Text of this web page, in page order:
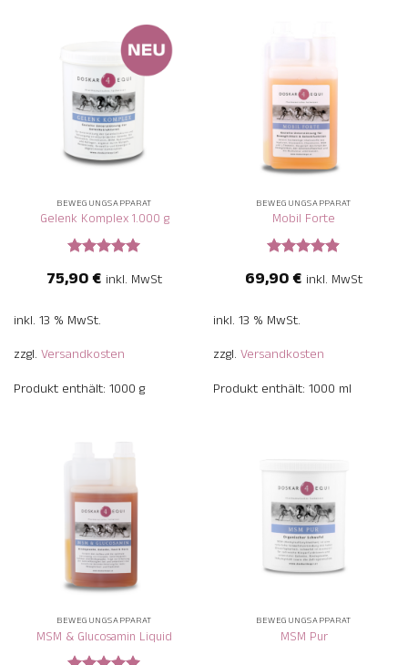
BEWEGUNGSAPPARAT
Gelenk Komplex 1.000 g
mit5von
75,90€ inkl. MwSt
inkl. 13 % MwSt.
zzgl. Versandkosten
Produkt enthält: 1000 g
BEWEGUNGSAPPARAT
Mobil Forte
mit4.88
69,90€ inkl. MwSt
inkl. 13 % MwSt.
zzgl. Versandkosten
Produkt enthält: 1000 ml
BEWEGUNGSAPPARAT
MSM & Glucosamin Liquid
BEWEGUNGSAPPARAT
MSM Pur